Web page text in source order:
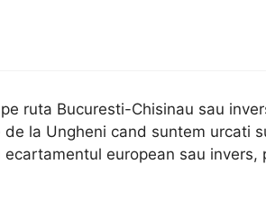
ruta Bucuresti-Chisinau sau
la Ungheni cand suntem urcati
european sau invers,